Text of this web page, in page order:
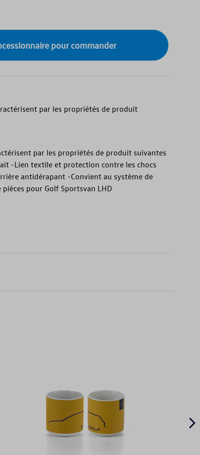
pour commander
par les propriétés de produit
par les propriétés de produit suivantes
-Lien textile et protection contre les chocs
antidérapant -Convient au système de
pour Golf Sportsvan LHD